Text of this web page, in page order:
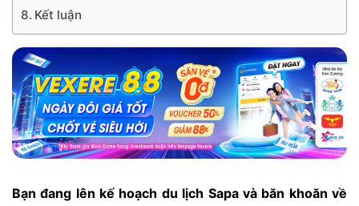
Kết luận
Bạn đang lên kế hoạch du lịch Sapa và băn khoăn về